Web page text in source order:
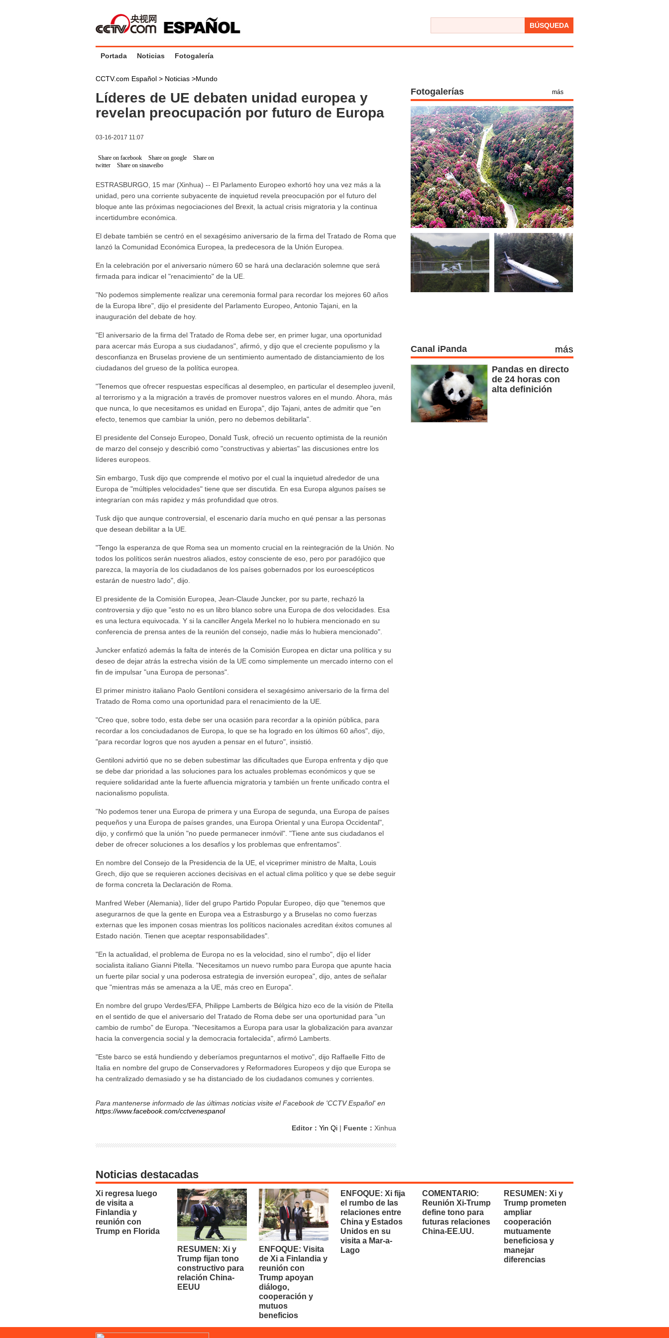
BÚSQUEDA
Portada Noticias Fotogalería
CCTV.com Español > Noticias >Mundo
Líderes de UE debaten unidad europea y
revelan preocupación por futuro de Europa
03-16-2017 11:07
Share on facebook Share on google
Share on
twitter
Share on sinaweibo
ESTRASBURGO, 15 mar (Xinhua) -- El Parlamento Europeo exhortó hoy una vez más a la
unidad, pero una corriente subyacente de inquietud revela preocupación por el futuro del
bloque ante las próximas negociaciones del Brexit, la actual crisis migratoria y la continua
incertidumbre económica.
El debate también se centró en el sexagésimo aniversario de la firma del Tratado de Roma que
lanzó la Comunidad Económica Europea, la predecesora de la Unión Europea.
En la celebración por el aniversario número 60 se hará una declaración solemne que será
firmada para indicar el "renacimiento" de la UE.
"No podemos simplemente realizar una ceremonia formal para recordar los mejores 60 años
de la Europa libre", dijo el presidente del Parlamento Europeo, Antonio Tajani, en la
inauguración del debate de hoy.
"El aniversario de la firma del Tratado de Roma debe ser, en primer lugar, una oportunidad
para acercar más Europa a sus ciudadanos", afirmó, y dijo que el creciente populismo y la
desconfianza en Bruselas proviene de un sentimiento aumentado de distanciamiento de los
ciudadanos del grueso de la política europea.
"Tenemos que ofrecer respuestas específicas al desempleo, en particular el desempleo juvenil,
al terrorismo y a la migración a través de promover nuestros valores en el mundo. Ahora, más
que nunca, lo que necesitamos es unidad en Europa", dijo Tajani, antes de admitir que "en
efecto, tenemos que cambiar la unión, pero no debemos debilitarla".
El presidente del Consejo Europeo, Donald Tusk, ofreció un recuento optimista de la reunión
de marzo del consejo y describió como "constructivas y abiertas" las discusiones entre los
líderes europeos.
Sin embargo, Tusk dijo que comprende el motivo por el cual la inquietud alrededor de una
Europa de "múltiples velocidades" tiene que ser discutida. En esa Europa algunos países se
integrarían con más rapidez y más profundidad que otros.
Tusk dijo que aunque controversial, el escenario daría mucho en qué pensar a las personas
que desean debilitar a la UE.
"Tengo la esperanza de que Roma sea un momento crucial en la reintegración de la Unión. No
todos los políticos serán nuestros aliados, estoy consciente de eso, pero por paradójico que
parezca, la mayoría de los ciudadanos de los países gobernados por los euroescépticos
estarán de nuestro lado", dijo.
El presidente de la Comisión Europea, Jean-Claude Juncker, por su parte, rechazó la
controversia y dijo que "esto no es un libro blanco sobre una Europa de dos velocidades. Esa
es una lectura equivocada. Y si la canciller Angela Merkel no lo hubiera mencionado en su
conferencia de prensa antes de la reunión del consejo, nadie más lo hubiera mencionado".
Juncker enfatizó además la falta de interés de la Comisión Europea en dictar una política y su
deseo de dejar atrás la estrecha visión de la UE como simplemente un mercado interno con el
fin de impulsar "una Europa de personas".
El primer ministro italiano Paolo Gentiloni considera el sexagésimo aniversario de la firma del
Tratado de Roma como una oportunidad para el renacimiento de la UE.
"Creo que, sobre todo, esta debe ser una ocasión para recordar a la opinión pública, para
recordar a los conciudadanos de Europa, lo que se ha logrado en los últimos 60 años", dijo,
"para recordar logros que nos ayuden a pensar en el futuro", insistió.
Gentiloni advirtió que no se deben subestimar las dificultades que Europa enfrenta y dijo que
se debe dar prioridad a las soluciones para los actuales problemas económicos y que se
requiere solidaridad ante la fuerte afluencia migratoria y también un frente unificado contra el
nacionalismo populista.
"No podemos tener una Europa de primera y una Europa de segunda, una Europa de países
pequeños y una Europa de países grandes, una Europa Oriental y una Europa Occidental",
dijo, y confirmó que la unión "no puede permanecer inmóvil". "Tiene ante sus ciudadanos el
deber de ofrecer soluciones a los desafíos y los problemas que enfrentamos".
En nombre del Consejo de la Presidencia de la UE, el viceprimer ministro de Malta, Louis
Grech, dijo que se requieren acciones decisivas en el actual clima político y que se debe seguir
de forma concreta la Declaración de Roma.
Manfred Weber (Alemania), líder del grupo Partido Popular Europeo, dijo que "tenemos que
asegurarnos de que la gente en Europa vea a Estrasburgo y a Bruselas no como fuerzas
externas que les imponen cosas mientras los políticos nacionales acreditan éxitos comunes al
Estado nación. Tienen que aceptar responsabilidades".
"En la actualidad, el problema de Europa no es la velocidad, sino el rumbo", dijo el líder
socialista italiano Gianni Pitella. "Necesitamos un nuevo rumbo para Europa que apunte hacia
un fuerte pilar social y una poderosa estrategia de inversión europea", dijo, antes de señalar
que "mientras más se amenaza a la UE, más creo en Europa".
En nombre del grupo Verdes/EFA, Philippe Lamberts de Bélgica hizo eco de la visión de Pitella
en el sentido de que el aniversario del Tratado de Roma debe ser una oportunidad para "un
cambio de rumbo" de Europa. "Necesitamos a Europa para usar la globalización para avanzar
hacia la convergencia social y la democracia fortalecida", afirmó Lamberts.
"Este barco se está hundiendo y deberíamos preguntarnos el motivo", dijo Raffaelle Fitto de
Italia en nombre del grupo de Conservadores y Reformadores Europeos y dijo que Europa se
ha centralizado demasiado y se ha distanciado de los ciudadanos comunes y corrientes.
Para mantenerse informado de las últimas noticias visite el Facebook de 'CCTV Español' en
https://www.facebook.com/cctvenespanol
Editor： Yin Qi | Fuente： Xinhua
Fotogalerías más
Canal iPanda más
Pandas en directo
de 24 horas con
alta definición
Noticias destacadas
Xi regresa luego
de visita a
Finlandia y
reunión con
Trump en Florida
RESUMEN: Xi y
Trump fijan tono
constructivo para
relación China-
EEUU
ENFOQUE: Visita
de Xi a Finlandia y
reunión con
Trump apoyan
diálogo,
cooperación y
mutuos
beneficios
ENFOQUE: Xi fija
el rumbo de las
relaciones entre
China y Estados
Unidos en su
visita a Mar-a-
Lago
COMENTARIO:
Reunión Xi-Trump
define tono para
futuras relaciones
China-EE.UU.
RESUMEN: Xi y
Trump prometen
ampliar
cooperación
mutuamente
beneficiosa y
manejar
diferencias